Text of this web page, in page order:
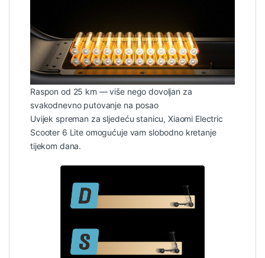
Raspon od 25 km — više nego dovoljan za
svakodnevno putovanje na posao
Uvijek spreman za sljedeću stanicu, Xiaomi Electric
Scooter 6 Lite omogućuje vam slobodno kretanje
tijekom dana.